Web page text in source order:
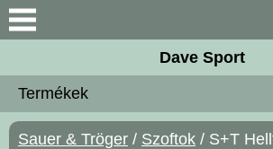
Keresés
Újdonságok
Akciós termékek
Dave Sport
Termékek
Sauer & Tröger / Szoftok / S+T